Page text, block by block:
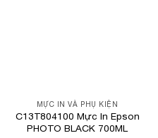
MỰC IN VÀ PHỤ KIỆN
C13T804100 Mực In Epson
PHOTO BLACK 700ML